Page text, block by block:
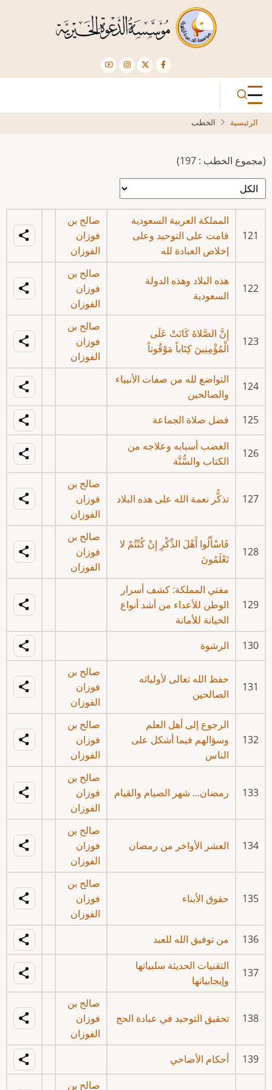
الرئيسية الخطب
(مجموع الخطب : 197)
121
المملكة العربية السعودية
قامت على التوحيد وعلى
إخلاص العبادة لله
صالح بن
فوزان
الفوزان
122
هذه البلاد وهذه الدولة
السعودية
صالح بن
فوزان
الفوزان
123
إِنَّ الصَّلاةَ كَانَتْ عَلَى
الْمُؤْمِنِينَ كِتَاباً مَوْقُوتاً
صالح بن
فوزان
الفوزان
124
التواضع لله من صفات الأنبياء
والصالحين
125
فضل صلاة الجماعة
126
الغضب أسبابه وعلاجه من
الكتاب والسُّنَّة
127 تذكُّر نعمة الله على هذه البلاد
صالح بن
فوزان
الفوزان
128
فَاسْأَلُوا أَهْلَ الذِّكْرِ إِنْ كُنْتُمْ لا
تَعْلَمُونَ
صالح بن
فوزان
الفوزان
129
مفتي المملكة: كشف أسرار
الوطن للأعداء من أشد أنواع
الخيانة للأمانة
130
الرشوة
131
حفظ الله تعالى لأوليائه
الصالحين
صالح بن
فوزان
الفوزان
132
الرجوع إلى أهل العلم
وسؤالهم فيما أشكل على
الناس
صالح بن
فوزان
الفوزان
133 رمضان... شهر الصيام والقيام
صالح بن
فوزان
الفوزان
134 العشر الأواخر من رمضان
صالح بن
فوزان
الفوزان
135 حقوق الأبناء
صالح بن
فوزان
الفوزان
136
من توفيق الله للعبد
137
التقنيات الحديثة سلبياتها
وإيجابياتها
138 تحقيق التوحيد في عبادة الحج
صالح بن
فوزان
الفوزان
139
أحكام الأضاحي
صالح بن